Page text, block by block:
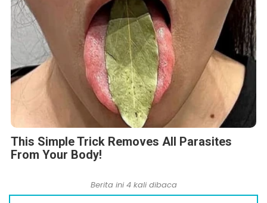
This Simple Trick Removes All Parasites
From Your Body!
Berita ini 4 kali dibaca